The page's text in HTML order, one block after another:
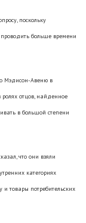
поскольку
больше времени
Мэдисон-Авеню в
отцов, найденное
в большой степени
что они взяли
категориях
товары потребительских